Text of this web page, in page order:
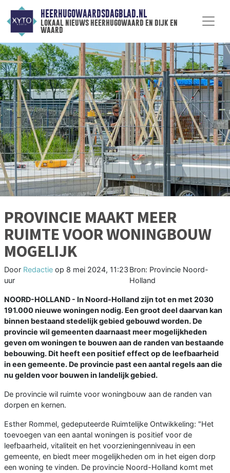
HEERHUGOWAARDSDAGBLAD.NL
lokaal nieuws heerhugowaard en dijk en
waard
PROVINCIE MAAKT MEER
RUIMTE VOOR WONINGBOUW
MOGELIJK
Door Redactie op 8 mei 2024, 11:23
uur
Bron: Provincie Noord-
Holland
NOORD-HOLLAND - In Noord-Holland zijn tot en met 2030
191.000 nieuwe woningen nodig. Een groot deel daarvan kan
binnen bestaand stedelijk gebied gebouwd worden. De
provincie wil gemeenten daarnaast meer mogelijkheden
geven om woningen te bouwen aan de randen van bestaande
bebouwing. Dit heeft een positief effect op de leefbaarheid
in een gemeente. De provincie past een aantal regels aan die
nu gelden voor bouwen in landelijk gebied.
De provincie wil ruimte voor woningbouw aan de randen van
dorpen en kernen.
Esther Rommel, gedeputeerde Ruimtelijke Ontwikkeling: "Het
toevoegen van een aantal woningen is positief voor de
leefbaarheid, vitaliteit en het voorzieningenniveau in een
gemeente, en biedt meer mogelijkheden om in het eigen dorp
een woning te vinden. De provincie Noord-Holland komt met